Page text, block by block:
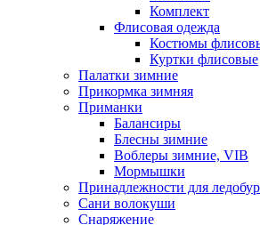
Комплект
Флисовая одежда
Костюмы
Куртки флисовые
Палатки зимние
Прикормка зимняя
Приманки
Балансиры
Блесны зимние
Воблеры зимние, VIB
Мормышки
Принадлежности для
Сани волокуши
Снаряжение